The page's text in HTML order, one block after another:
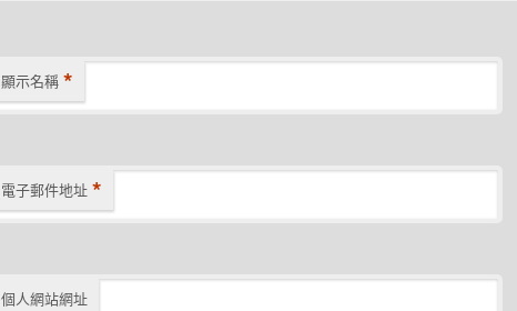
顯示名稱 *
電子郵件地址 *
個人網站網址